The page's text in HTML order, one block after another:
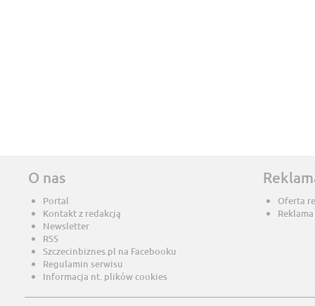
O nas
Portal
Kontakt z redakcją
Newsletter
RSS
Szczecinbiznes.pl na Facebooku
Regulamin serwisu
Informacja nt. plików cookies
Oferta